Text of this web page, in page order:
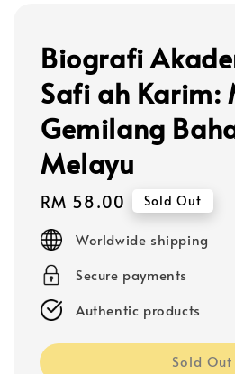
Biografi
Safi ah Karim:
Gemilang
Melayu
Regular
price
RM 58.00 Sold Out
Worldwide shipping
Secure payments
Authentic products
Sold Out